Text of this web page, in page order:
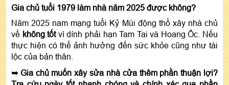
Gia chủ tuổi 1979 làm nhà năm 2025 được không?
Năm 2025 nam mạng tuổi Kỷ Mùi động thổ xây nhà chủ
về không tốt vì dính phải hạn Tam Tai và Hoang Ốc. Nếu
thực hiện có thể ảnh hưởng đến sức khỏe cũng như tài
lộc của bản thân.
➥ Gia chủ muốn xây sửa nhà cửa thêm phần thuận lợi?